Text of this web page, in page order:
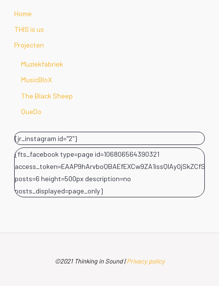
Home
THIS is us
Projecten
Muziekfabriek
MusicBloX
The Black Sheep
QueDo
[jr_instagram id="2"]
[fts_facebook type=page id=106806564390321
posts=6 height=500px description=no
posts_displayed=page_only]
©2021 Thinking in Sound |Privacy policy